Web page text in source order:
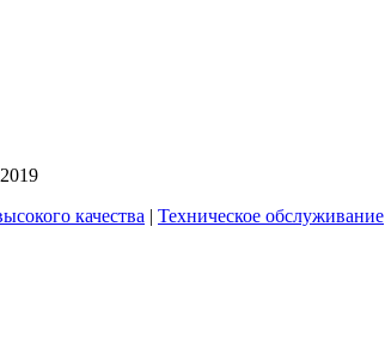
качества | Техническое обслуживание